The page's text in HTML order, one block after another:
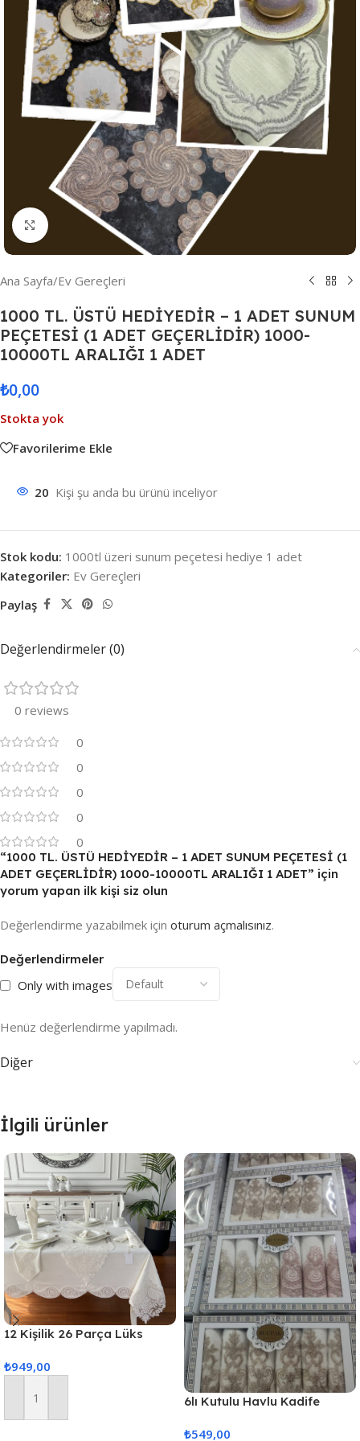
Resmi Büyüt
Ana Sayfa/Ev Gereçleri
1000 TL. ÜSTÜ HEDİYEDİR – 1 ADET SUNUM
PEÇETESİ (1 ADET GEÇERLİDİR) 1000-
10000TL ARALIĞI 1 ADET
₺0,00
Stokta yok
Favorilerime Ekle
20 Kişi şu anda bu ürünü inceliyor
Stok kodu: 1000tl üzeri sunum peçetesi hediye 1 adet
Kategoriler: Ev Gereçleri
Paylaş
Değerlendirmeler (0)
0 reviews
0
0
0
0
0
Değerlendirmeler
Only with images
Henüz değerlendirme yapılmadı.
“1000 TL. ÜSTÜ HEDİYEDİR – 1 ADET SUNUM PEÇETESİ (1
ADET GEÇERLİDİR) 1000-10000TL ARALIĞI 1 ADET” için
yorum yapan ilk kişi siz olun
Değerlendirme yazabilmek için oturum açmalısınız.
Diğer
İlgili ürünler
12 Kişilik 26 Parça Lüks
Masa Örtüsü Seti
₺949,00
Sepete Ekle
6lı Kutulu Havlu Kadife
₺549,00